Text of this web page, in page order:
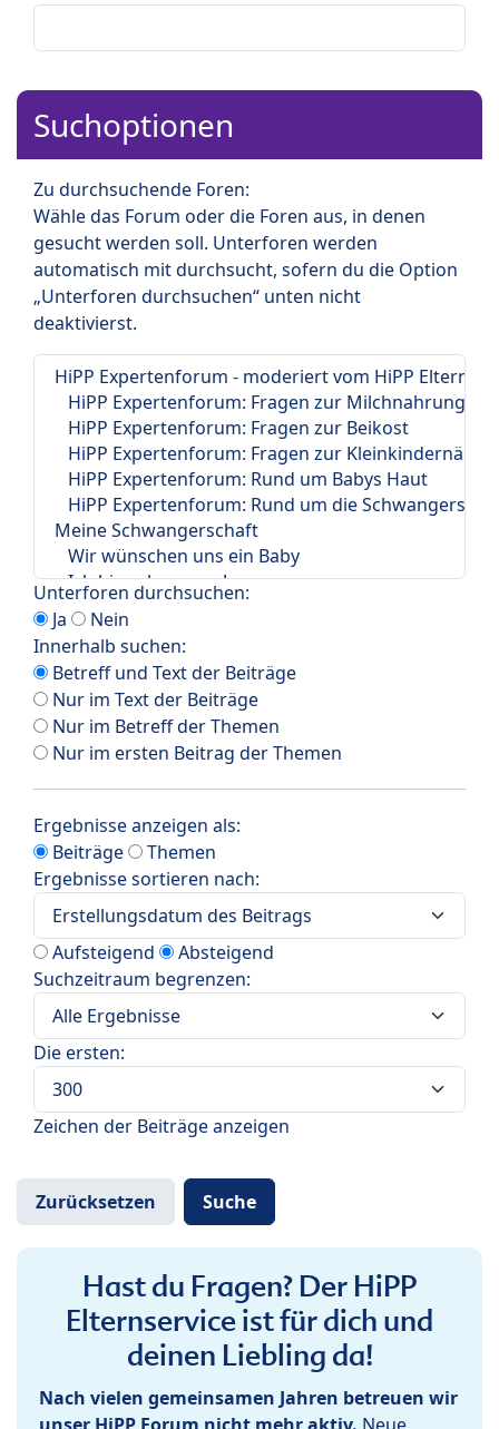
Suchoptionen
Zu durchsuchende Foren:
Wähle das Forum oder die Foren aus, in denen
gesucht werden soll. Unterforen werden
automatisch mit durchsucht, sofern du die Option
„Unterforen durchsuchen“ unten nicht
deaktivierst.
Unterforen durchsuchen:
Ja
Nein
Innerhalb suchen:
Betreff und Text der Beiträge
Nur im Text der Beiträge
Nur im Betreff der Themen
Nur im ersten Beitrag der Themen
Ergebnisse anzeigen als:
Beiträge
Themen
Ergebnisse sortieren nach:
Aufsteigend
Absteigend
Suchzeitraum begrenzen:
Die ersten:
Zeichen der Beiträge anzeigen
Hast du Fragen? Der HiPP
Elternservice ist für dich und
deinen Liebling da!
Nach vielen gemeinsamen Jahren betreuen wir